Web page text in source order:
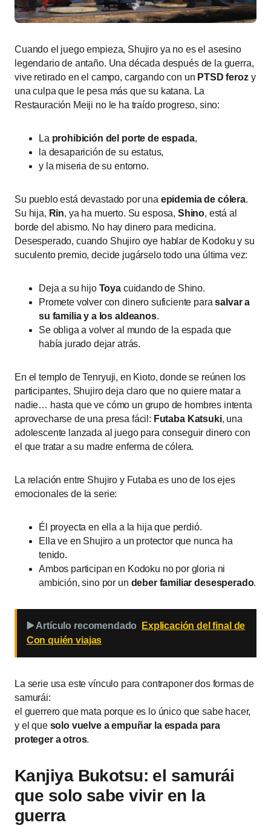
Cuando el juego empieza, Shujiro ya no es el asesino
legendario de antaño. Una década después de la guerra,
vive retirado en el campo, cargando con un PTSD ferozy
una culpa que le pesa más que su katana. La
Restauración Meiji no le ha traído progreso, sino:
La prohibición del porte de espada,
la desaparición de su estatus,
y la miseria de su entorno.
Su pueblo está devastado por una epidemia de cólera.
Su hija, Rin, ya ha muerto. Su esposa, Shino, está al
borde del abismo. No hay dinero para medicina.
Desesperado, cuando Shujiro oye hablar de Kodoku y su
suculento premio, decide jugárselo todo una última vez:
Deja a su hijo Toya cuidando de Shino.
Promete volver con dinero suficiente parasalvar a
su familia y a los aldeanos.
Se obliga a volver al mundo de la espada que
había jurado dejar atrás.
En el templo de Tenryuji, en Kioto, donde se reúnen los
participantes, Shujiro deja claro que no quiere matar a
nadie… hasta que ve cómo un grupo de hombres intenta
aprovecharse de una presa fácil: Futaba Katsuki, una
adolescente lanzada al juego para conseguir dinero con
el que tratar a su madre enferma de cólera.
La relación entre Shujiro y Futaba es uno de los ejes
emocionales de la serie:
Él proyecta en ella a la hija que perdió.
Ella ve en Shujiro a un protector que nunca ha
tenido.
Ambos participan en Kodoku no por gloria ni
ambición, sino por un deber familiar desesperado.
▶️ Artículo recomendado
Explicación del final de
Con quién viajas
La serie usa este vínculo para contraponer dos formas de
samurái:
el guerrero que mata porque es lo único que sabe hacer,
y el que solo vuelve a empuñar la espada para
proteger a otros.
Kanjiya Bukotsu: el samurái
que solo sabe vivir en la
guerra